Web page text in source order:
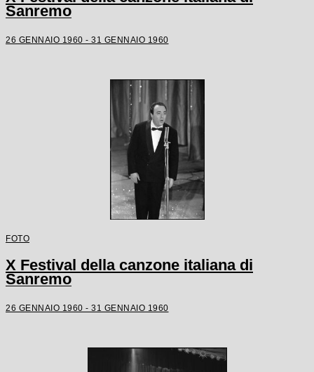
Sanremo
26 GENNAIO 1960 - 31 GENNAIO 1960
FOTO
X Festival della canzone italiana di
Sanremo
26 GENNAIO 1960 - 31 GENNAIO 1960